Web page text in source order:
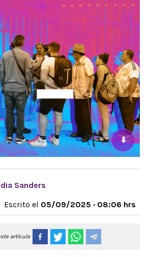
⬇
Sanders
Escrito el 05/09/2025 · 08:06 hrs
artículo